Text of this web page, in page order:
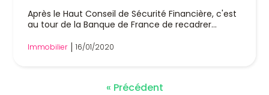
Après le Haut Conseil de Sécurité Financière, c'est
au tour de la Banque de France de recadrer...
Immobilier 16/01/2020
« Précédent